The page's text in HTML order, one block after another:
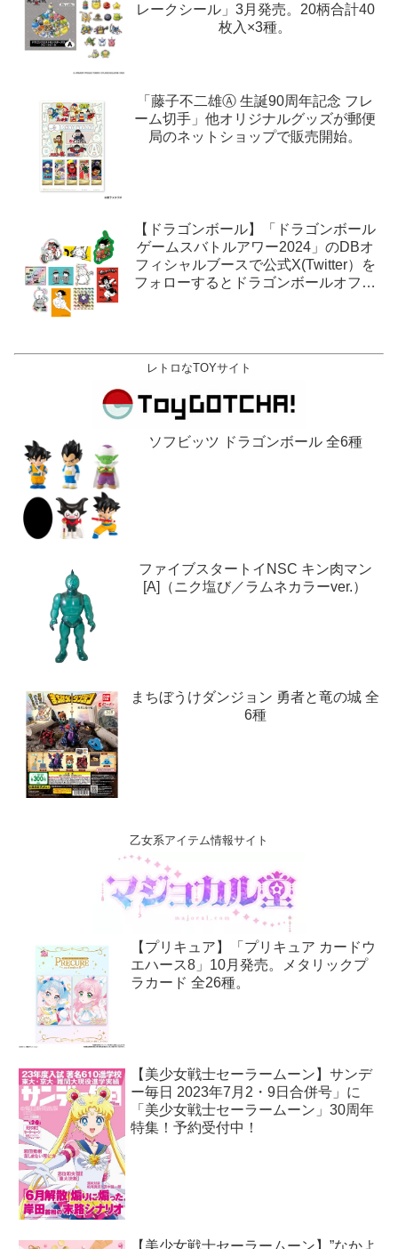
レークシール」3月発売。20柄合計40
枚入×3種。
「藤子不二雄Ⓐ 生誕90周年記念 フレ
ーム切手」他オリジナルグッズが郵便
局のネットショップで販売開始。
【ドラゴンボール】「ドラゴンボール
ゲームスバトルアワー2024」のDBオ
フィシャルブースで公式X(Twitter）を
フォローするとドラゴンボールオフィ
レトロなTOYサイト
ソフビッツ ドラゴンボール 全6種
ファイブスタートイNSC キン肉マン
[A]（ニク塩び／ラムネカラーver.）
まちぼうけダンジョン 勇者と竜の城 全
6種
乙女系アイテム情報サイト
【プリキュア】「プリキュア カードウ
エハース8」10月発売。メタリックプ
ラカード 全26種。
【美少女戦士セーラームーン】サンデ
ー毎日 2023年7月2・9日合併号」に
「美少女戦士セーラームーン」30周年
特集！予約受付中！
【美少女戦士セーラームーン】”なかよ